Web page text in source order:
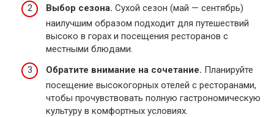
Выбор сезона. Сухой сезон (май — сентябрь)
наилучшим образом подходит для путешествий
высоко в горах и посещения ресторанов с
местными блюдами.
Обратите внимание на сочетание. Планируйте
посещение высокогорных отелей с ресторанами,
чтобы прочувствовать полную гастрономическую
культуру в комфортных условиях.